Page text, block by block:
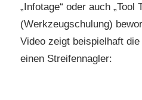
„Infotage“ oder auch „Tool
(Werkzeugschulung)
Video zeigt beispielhaft
einen Streifennagler: